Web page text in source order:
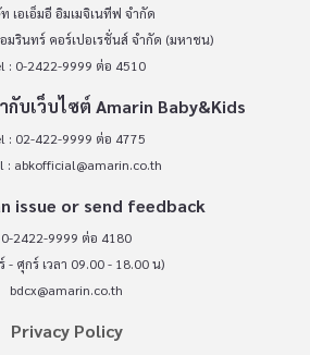
เอเอ็มอี อิมเมจิเนทีฟ จำกัด
มรินทร์ คอร์เปอเรชั่นส์ จำกัด (มหาชน)
: 0-2422-9999 ต่อ 4510
บเว็บไซต์ Amarin Baby&Kids
: 02-422-9999 ต่อ 4775
: abkofficial@amarin.co.th
issue or send feedback
0-2422-9999 ต่อ 4180
- ศุกร์ เวลา 09.00 - 18.00 น)
bdcx@amarin.co.th
Privacy Policy